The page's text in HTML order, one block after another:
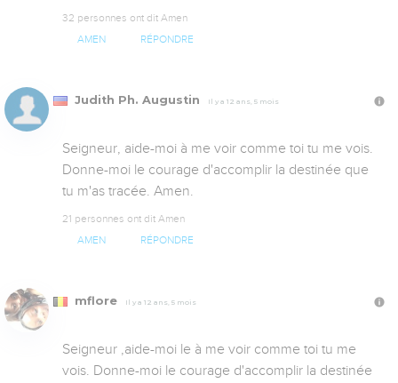
32 personnes ont dit Amen
AMEN RÉPONDRE
Judith Ph. Augustin Il y a 12 ans, 5 mois
Seigneur, aide-moi à me voir comme toi tu me vois.
Donne-moi le courage d'accomplir la destinée que
tu m'as tracée. Amen.
21 personnes ont dit Amen
AMEN RÉPONDRE
mflore Il y a 12 ans, 5 mois
Seigneur ,aide-moi le à me voir comme toi tu me
vois. Donne-moi le courage d'accomplir la destinée